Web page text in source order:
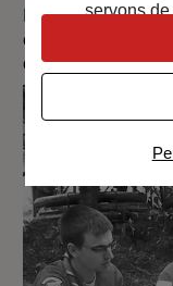
Ils fondent Ilya en
en eux des valeurs
construction du
servons
et
Univers
publicités